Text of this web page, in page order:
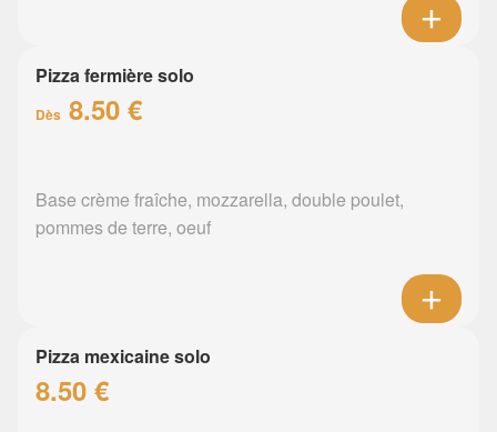
Pizza fermière solo
Dès 8.50 €
Base crème fraîche, mozzarella, double poulet,
pommes de terre, oeuf
Pizza mexicaine solo
8.50 €